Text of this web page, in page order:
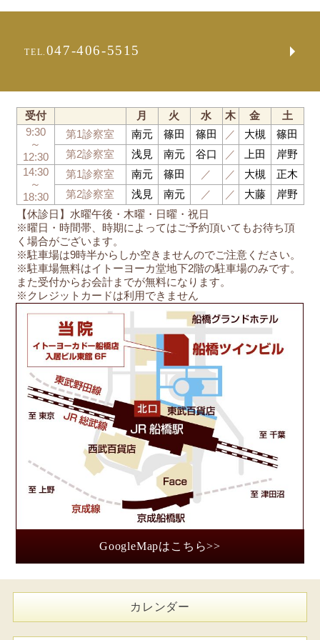
TEL. 047-406-5515
【休診日】水曜午後・木曜・日曜・祝日
※曜日・時間帯、時期によってはご予約頂いてもお待ち頂
く場合がございます。
※駐車場は9時半からしか空きませんのでご注意ください。
※駐車場無料はイトーヨーカ堂地下2階の駐車場のみです。
また受付からお会計までが無料になります。
※クレジットカードは利用できません
受付 月 火 水 木 金
土
9:30
～
12:30
第1診察室 南元 篠田 篠田 ／ 大槻
篠田
第2診察室
浅見 南元 谷口 ／ 上田
岸野
14:30
～
18:30
第1診察室 南元 篠田 ／ ／ 大槻
正木
第2診察室
浅見 南元 ／ ／ 大藤 岸野
GoogleMapはこちら>>
カレンダー